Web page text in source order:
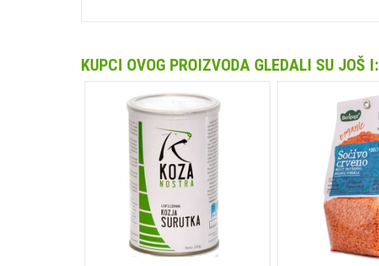
KUPCI OVOG PROIZVODA GLEDALI SU JOŠ I: